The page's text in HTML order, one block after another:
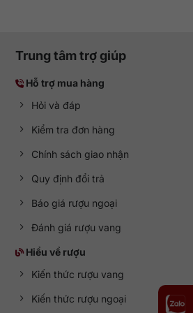
Trung tâm trợ giúp
Hỗ trợ mua hàng
Hỏi và đáp
Kiểm tra đơn hàng
Chính sách giao nhận
Quy định đổi trả
Báo giá rượu ngoại
Đánh giá rượu vang
Hiểu về rượu
Kiến thức rượu vang
Kiến thức rượu ngoại